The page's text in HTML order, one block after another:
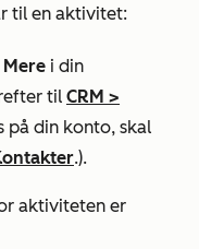
til en aktivitet:
Mere i din
til CRM >
på din konto, skal
.).
aktiviteten er